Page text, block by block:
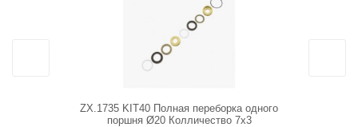
ZX.1735 KIT40 Полная переборка одного
поршня Ø20 Колличество 7х3